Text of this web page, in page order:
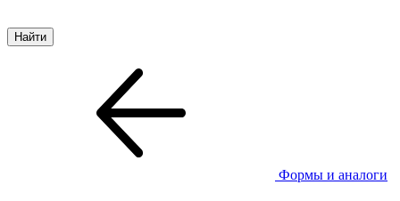
Формы и аналоги